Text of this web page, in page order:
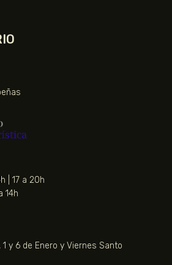
| 17 a 20h
14h
y 6 de Enero y Viernes Santo